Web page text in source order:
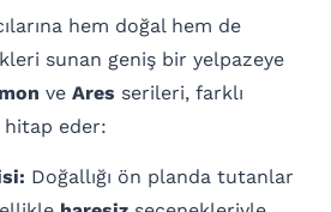
hem doğal hem de
sunan geniş bir yelpazeye
ve Ares serileri, farklı
eder:
Doğallığı ön planda tutanlar